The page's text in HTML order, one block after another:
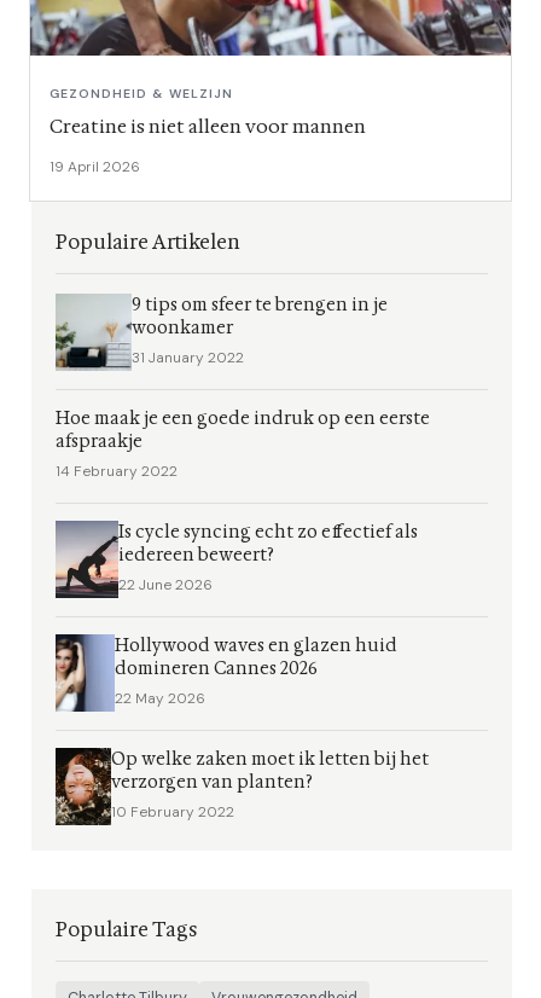
GEZONDHEID & WELZIJN
Creatine is niet alleen voor mannen
19 April 2026
Populaire Artikelen
9 tips om sfeer te brengen in je
woonkamer
31 January 2022
Hoe maak je een goede indruk op een eerste
afspraakje
14 February 2022
Is cycle syncing echt zo effectief als
iedereen beweert?
22 June 2026
Hollywood waves en glazen huid
domineren Cannes 2026
22 May 2026
Op welke zaken moet ik letten bij het
verzorgen van planten?
10 February 2022
Populaire Tags